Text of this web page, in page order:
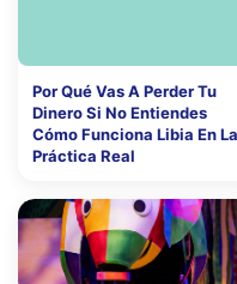
Por Qué Vas A Perder Tu
Dinero Si No Entiendes
Cómo Funciona Libia En La
Práctica Real